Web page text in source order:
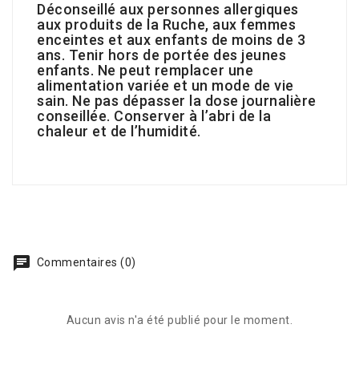
Déconseillé aux personnes allergiques
aux produits de la Ruche, aux femmes
enceintes et aux enfants de moins de 3
ans. Tenir hors de portée des jeunes
enfants. Ne peut remplacer une
alimentation variée et un mode de vie
sain. Ne pas dépasser la dose journalière
conseillée. Conserver à l’abri de la
chaleur et de l’humidité.
Commentaires (0)
Aucun avis n'a été publié pour le moment.